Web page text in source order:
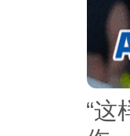
“这